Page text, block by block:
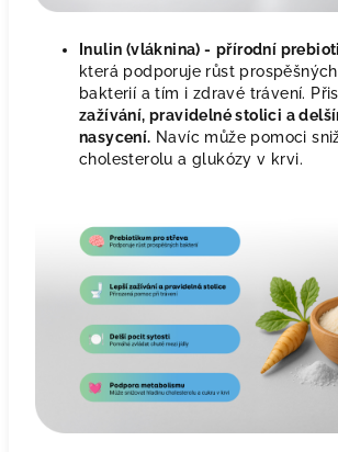
Inulin (vláknina) - přírodní
která podporuje růst
bakterií a tím i zdravé trávení.
zažívání, pravidelné stolici a
nasycení. Navíc může pomoci
cholesterolu a glukózy v krvi.